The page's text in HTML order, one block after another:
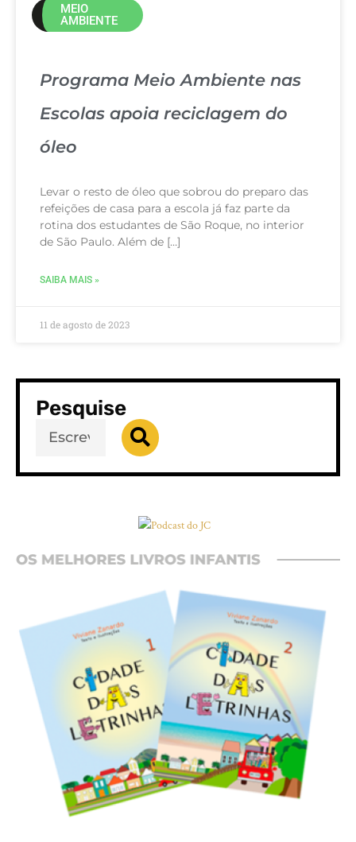
MEIO
AMBIENTE
Programa Meio Ambiente nas
Escolas apoia reciclagem do
óleo
Levar o resto de óleo que sobrou do preparo das
refeições de casa para a escola já faz parte da
rotina dos estudantes de São Roque, no interior
de São Paulo. Além de […]
SAIBA MAIS »
11 de agosto de 2023
Pesquise